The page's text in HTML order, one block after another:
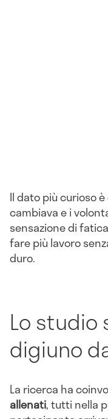
Il dato più curioso
cambiava e i
sensazione di
fare più lavoro
duro.
Lo studio
digiuno
La ricerca ha
allenati, tutti nella